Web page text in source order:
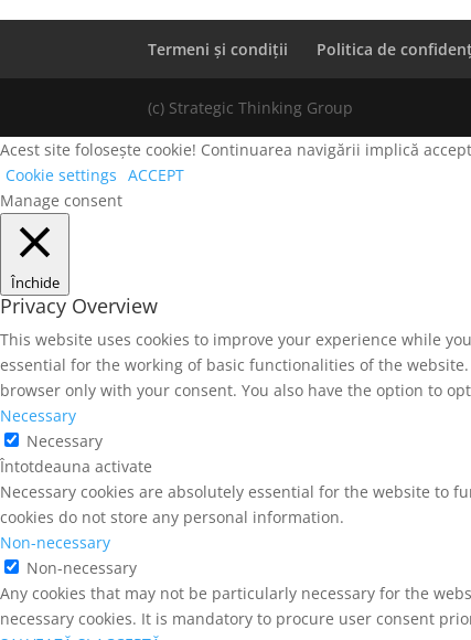
Termeni și condiții Politica de
(c) Strategic Thinking Group
Acest site folosește cookie! Continuarea navigării implică
Cookie settings ACCEPT
Manage consent
Închide
Privacy Overview
This website uses cookies to improve your experience while
essential for the working of basic functionalities of the
browser only with your consent. You also have the option to
Necessary
Necessary
Întotdeauna activate
Necessary cookies are absolutely essential for the website to
cookies do not store any personal information.
Non-necessary
Non-necessary
Any cookies that may not be particularly necessary for the
necessary cookies. It is mandatory to procure user consent